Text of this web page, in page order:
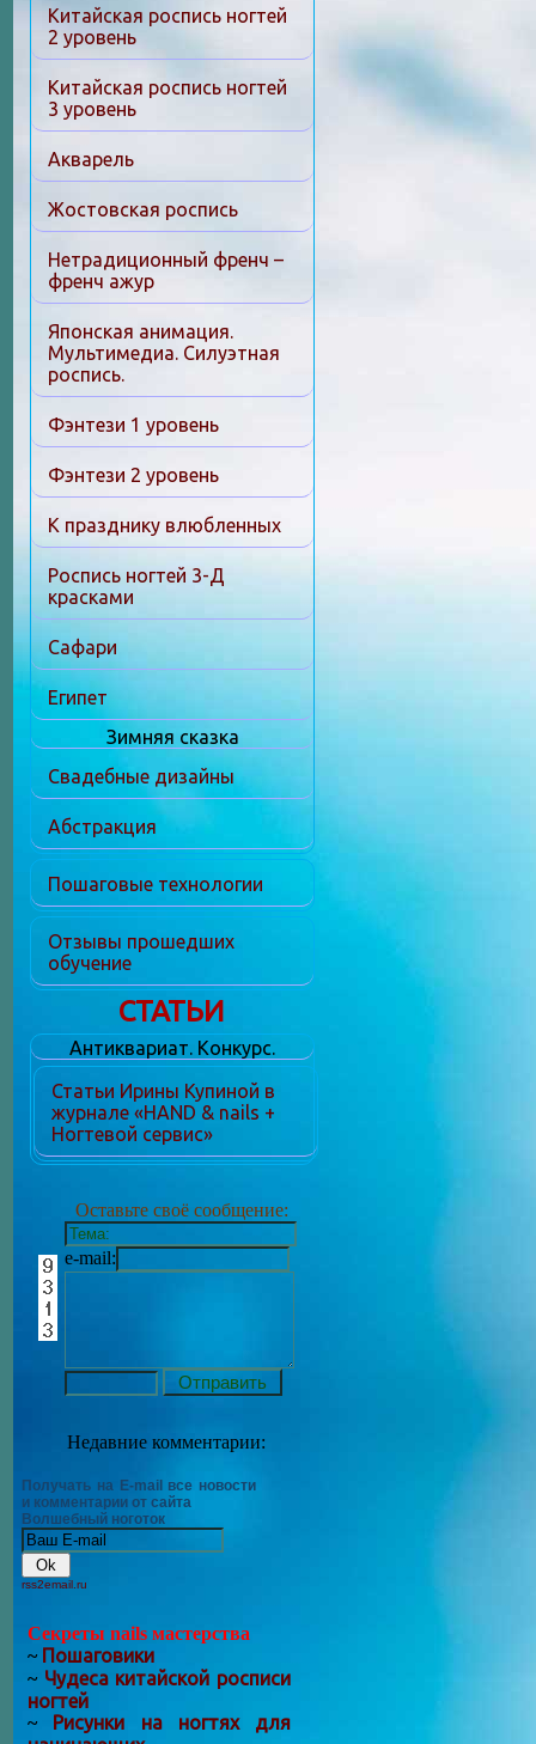
Китайская роспись ногтей
2 уровень
Китайская роспись ногтей
3 уровень
Акварель
Жостовская роспись
Нетрадиционный френч –
френч ажур
Японская анимация.
Мультимедиа. Силуэтная
роспись.
Фэнтези 1 уровень
Фэнтези 2 уровень
К празднику влюбленных
Роспись ногтей 3-Д
красками
Сафари
Египет
Зимняя сказка
Свадебные дизайны
Абстракция
Пошаговые технологии
Отзывы прошедших
обучение
СТАТЬИ
Антиквариат. Конкурс.
Статьи Ирины Купиной в
журнале «HAND & nails +
Ногтевой сервис»
Оставьте своё сообщение:
e-mail:
Недавние комментарии:
Получать на E-mail все новости
и комментарии от сайта
Волшебный ноготок
rss2email.ru
Секреты nails мастерства
~ Пошаговики
~ Чудеса китайской росписи
ногтей
~ Рисунки на ногтях для